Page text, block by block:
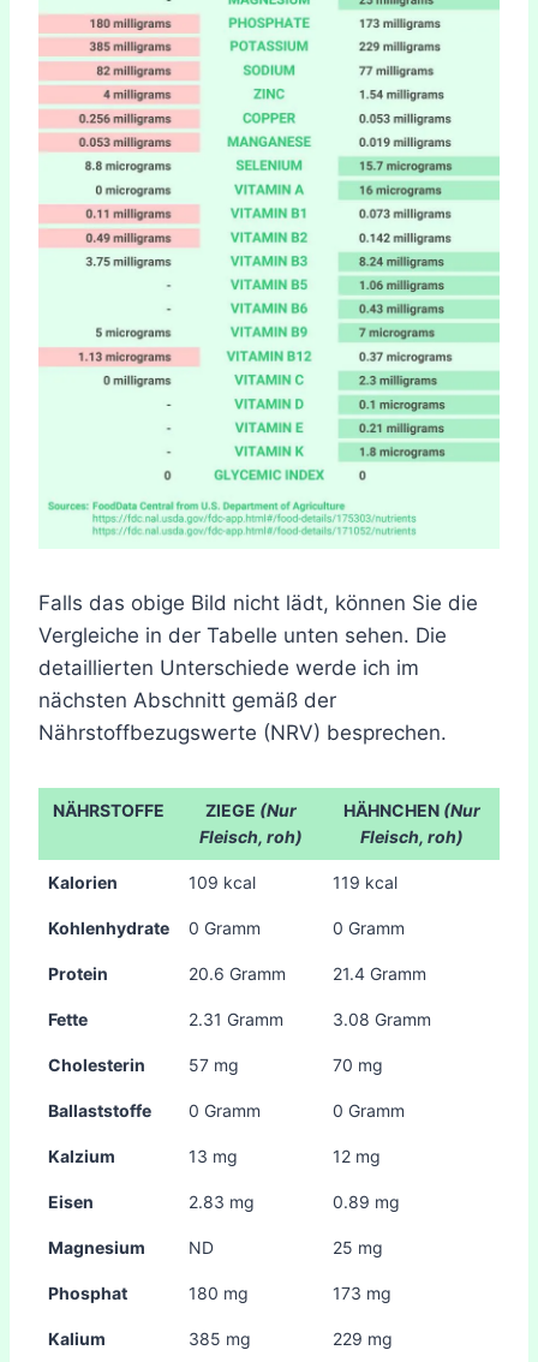
Falls das obige Bild nicht lädt, können Sie die
Vergleiche in der Tabelle unten sehen. Die
detaillierten Unterschiede werde ich im
nächsten Abschnitt gemäß der
Nährstoffbezugswerte (NRV) besprechen.
NÄHRSTOFFE ZIEGE (Nur
Fleisch, roh)
HÄHNCHEN (Nur
Fleisch, roh)
Kalorien 109 kcal 119 kcal
Kohlenhydrate 0 Gramm 0 Gramm
Protein 20.6 Gramm 21.4 Gramm
Fette 2.31 Gramm 3.08 Gramm
Cholesterin 57 mg 70 mg
Ballaststoffe 0 Gramm 0 Gramm
Kalzium 13 mg 12 mg
Eisen 2.83 mg 0.89 mg
Magnesium ND 25 mg
Phosphat 180 mg 173 mg
Kalium 385 mg 229 mg